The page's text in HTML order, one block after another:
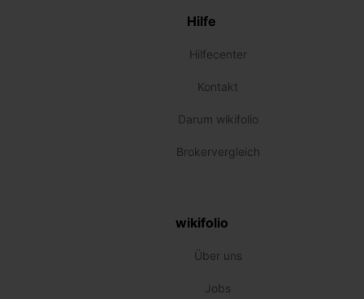
Hilfe
Hilfecenter
Kontakt
Darum wikifolio
Brokervergleich
wikifolio
Über uns
Jobs